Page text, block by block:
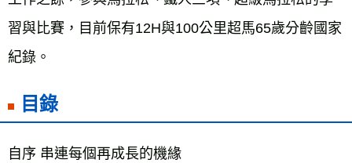
習與比賽，目前保有12H與100公里超馬65歲分齡國家
紀錄。
目錄
自序 串連每個再成長的機緣